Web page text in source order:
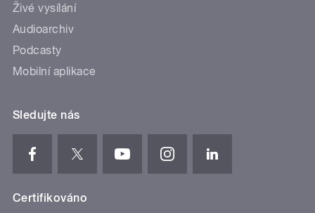
Živé vysílání
Audioarchiv
Podcasty
Mobilní aplikace
Sledujte nás
Certifikováno